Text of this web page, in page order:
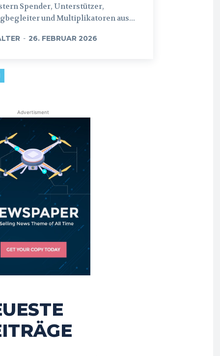
Spender, Unterstützer,
und Multiplikatoren aus...
- 26. FEBRUAR 2026
Advertisment